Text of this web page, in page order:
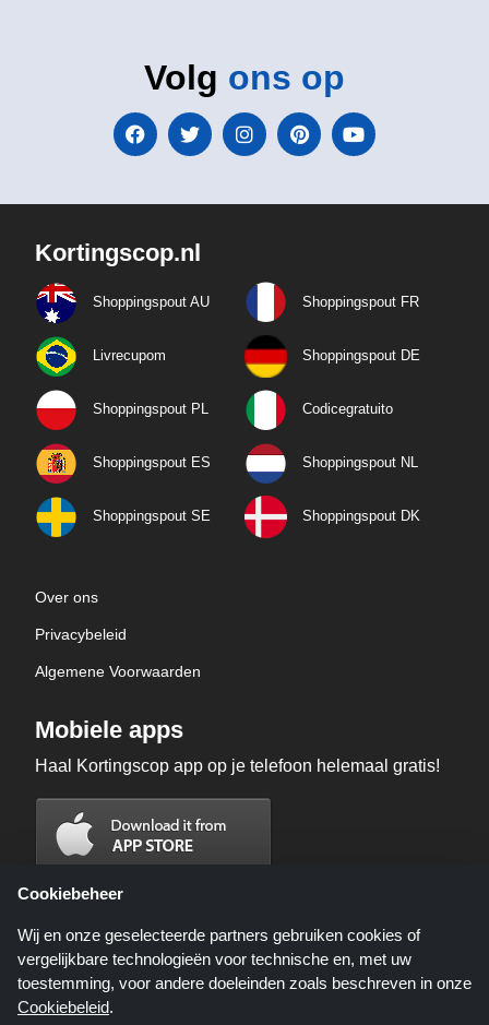
Volg ons op
Kortingscop.nl
Shoppingspout AU Shoppingspout FR
Livrecupom Shoppingspout DE
Shoppingspout PL Codicegratuito
Shoppingspout ES Shoppingspout NL
Shoppingspout SE Shoppingspout DK
Over ons
Privacybeleid
Algemene Voorwaarden
Mobiele apps
Haal Kortingscop app op je telefoon helemaal gratis!
Cookiebeheer
Wij en onze geselecteerde partners gebruiken cookies of
vergelijkbare technologieën voor technische en, met uw
toestemming, voor andere doeleinden zoals beschreven in onze
Cookiebeleid.